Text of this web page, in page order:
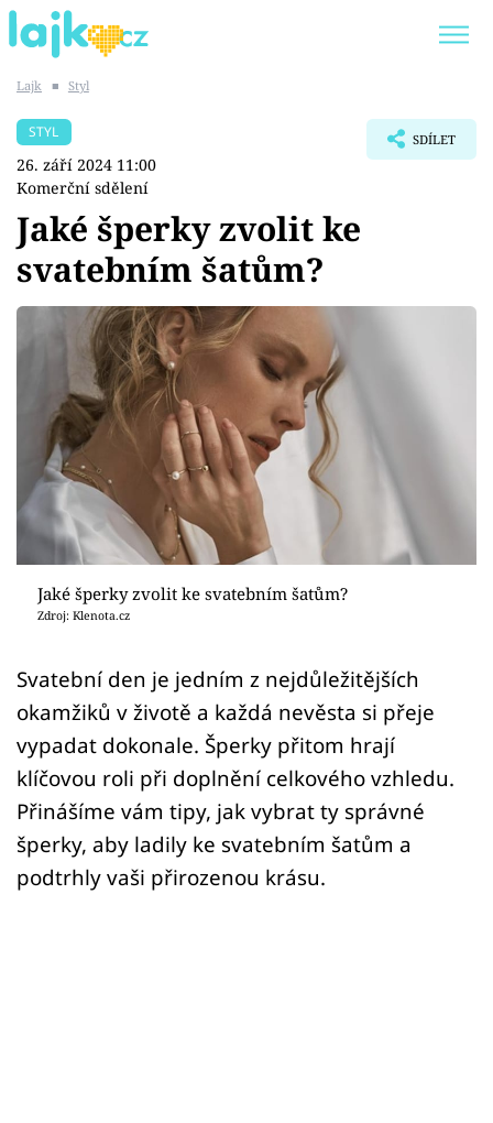
SHOPAHOLICADEL
Témata
Showbyznys
Youtubeři
Virály
Sex a vztahy
Videa
Sledujte prima+
Přihlášení
Sledujte nás
Lajk ■ Styl
STYL
26. září 2024 11:00
Komerční sdělení
SDÍLET
Jaké šperky zvolit ke
svatebním šatům?
Jaké šperky zvolit ke svatebním šatům?
Zdroj: Klenota.cz
Svatební den je jedním z nejdůležitějších
okamžiků v životě a každá nevěsta si přeje
vypadat dokonale. Šperky přitom hrají
klíčovou roli při doplnění celkového vzhledu.
Přinášíme vám tipy, jak vybrat ty správné
šperky, aby ladily ke svatebním šatům a
podtrhly vaši přirozenou krásu.